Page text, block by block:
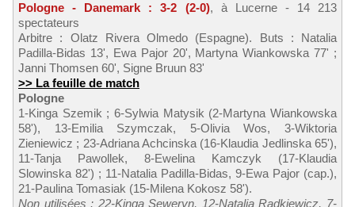
Pologne - Danemark : 3-2 (2-0), à Lucerne - 14 213
spectateurs
Arbitre : Olatz Rivera Olmedo (Espagne). Buts : Natalia
Padilla-Bidas 13', Ewa Pajor 20', Martyna Wiankowska 77' ;
Janni Thomsen 60', Signe Bruun 83'
>> La feuille de match
Pologne
1-Kinga Szemik ; 6-Sylwia Matysik (2-Martyna Wiankowska
58'), 13-Emilia Szymczak, 5-Olivia Wos, 3-Wiktoria
Zieniewicz ; 23-Adriana Achcinska (16-Klaudia Jedlinska 65'),
11-Tanja Pawollek, 8-Ewelina Kamczyk (17-Klaudia
Slowinska 82') ; 11-Natalia Padilla-Bidas, 9-Ewa Pajor (cap.),
21-Paulina Tomasiak (15-Milena Kokosz 58').
Non utilisées : 22-Kinga Seweryn, 12-Natalia Radkiewicz, 7-